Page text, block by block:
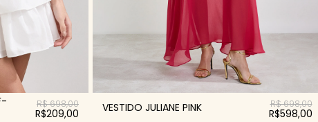
R$ 698,00
R$209,00 VESTIDO JULIANE PINK R$ 698,00
R$598,00